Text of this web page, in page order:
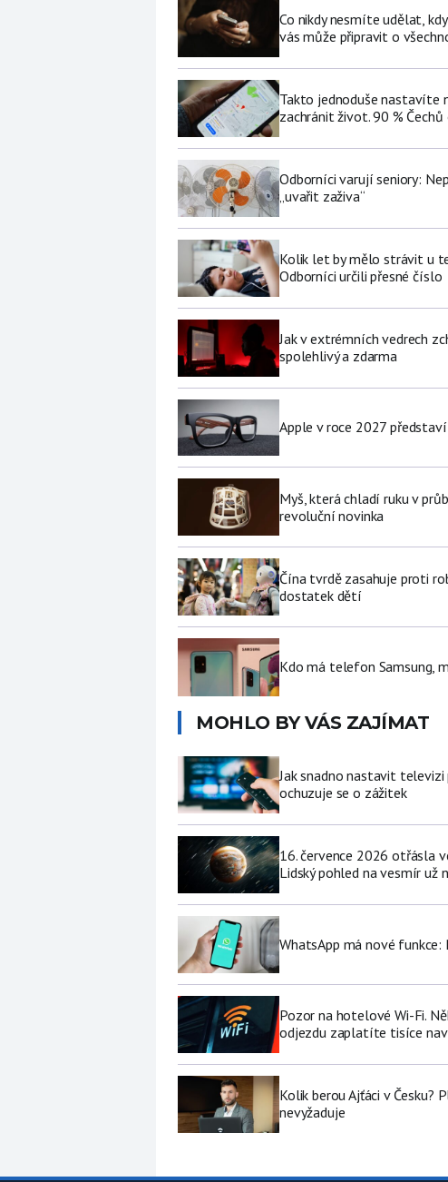
Co nikdy nesmíte udělat,
vás může připravit o
Takto jednoduše nastavíte
zachránit život. 90 %
Odborníci varují seniory:
„uvařit zaživa“
Kolik let by mělo strávit u
Odborníci určili přesné číslo
Jak v extrémních vedrech
spolehlivý a zdarma
Apple v roce 2027
Myš, která chladí ruku v
revoluční novinka
Čína tvrdě zasahuje proti
dostatek dětí
Kdo má telefon Samsung,
MOHLO BY VÁS ZAJÍMAT
Jak snadno nastavit
ochuzuje se o zážitek
16. července 2026 otřásla
Lidský pohled na vesmír už
WhatsApp má nové funkce:
Pozor na hotelové Wi-Fi.
odjezdu zaplatíte tisíce
Kolik berou Ajťáci v Česku?
nevyžaduje